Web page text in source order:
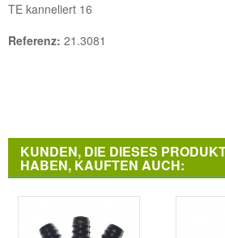
TE kanneliert 16
Referenz: 21.3081
KUNDEN, DIE DIESES
HABEN, KAUFTEN AUCH: